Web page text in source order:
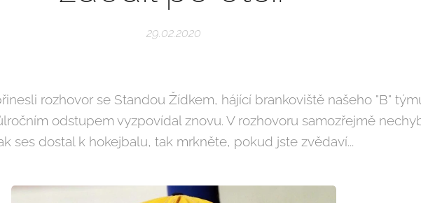
29.02.2020
rozhovor se Standou Žídkem, hájící brankoviště našeho "B"
odstupem vyzpovídal znovu. V rozhovoru samozřejmě
ses dostal k hokejbalu, tak mrkněte, pokud jste zvědaví...